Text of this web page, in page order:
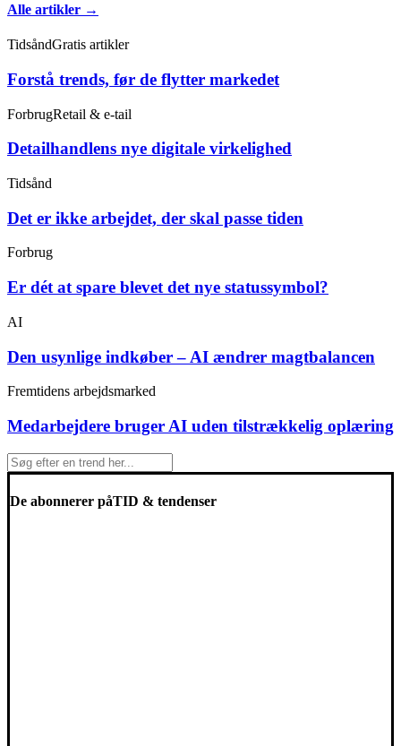
Alle artikler →
TidsåndGratis artikler
Forstå trends, før de flytter markedet
ForbrugRetail & e-tail
Detailhandlens nye digitale virkelighed
Tidsånd
Det er ikke arbejdet, der skal passe tiden
Forbrug
Er dét at spare blevet det nye statussymbol?
AI
Den usynlige indkøber – AI ændrer magtbalancen
Fremtidens arbejdsmarked
Medarbejdere bruger AI uden tilstrækkelig oplæring
De abonnerer påTID & tendenser